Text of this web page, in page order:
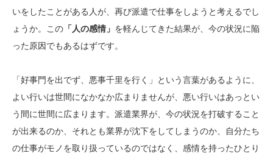
いをしたことがある人が、再び派遣で仕事をしようと考えるでし
ょうか。この 「人の感情」 を軽んじてきた結果が、今の状況に陥
った原因でもあるはずです。
「好事門を出でず、悪事千里を行く」という言葉があるように、
よい行いは世間になかなか広まりませんが、悪い行いはあっとい
う間に世間に広まります。派遣業界が、今の状況を打破すること
が出来るのか、それとも業界が沈下をしてしまうのか、自分たち
の仕事がモノを取り扱っているのではなく、感情を持ったひとり